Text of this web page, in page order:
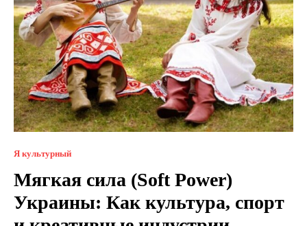
Я культурный
Мягкая сила (Soft Power)
Украины: Как культура, спорт